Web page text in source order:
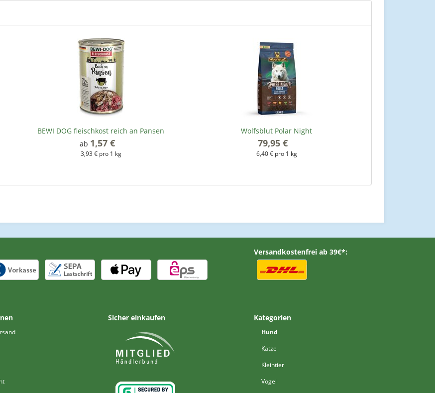
BEWI DOG fleischkost reich an Pansen
ab 1,57 €
3,93 € pro 1 kg
Wolfsblut Polar Night
79,95 €
6,40 € pro 1 kg
Versandkostenfrei ab 39€*:
Sicher einkaufen Kategorien
Hund
Katze
Kleintier
Vogel